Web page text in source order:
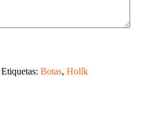
Etiquetas: Botas, Holík